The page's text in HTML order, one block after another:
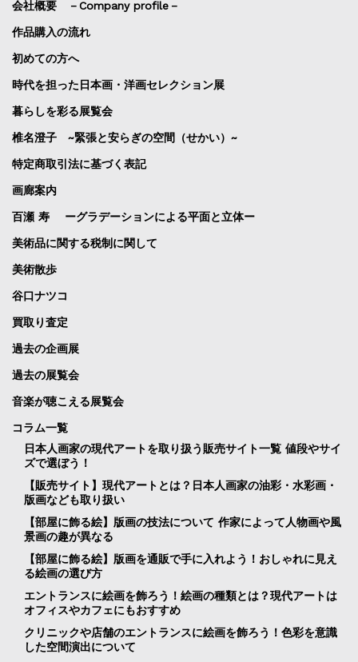
会社概要 －Company profile－
作品購入の流れ
初めての方へ
時代を担った日本画・洋画セレクション展
暮らしを彩る展覧会
椎名澄子 ~緊張と安らぎの空間（せかい）~
特定商取引法に基づく表記
画廊案内
百瀬 寿 ーグラデーションによる平面と立体ー
美術品に関する税制に関して
美術散歩
谷口ナツコ
買取り査定
過去の企画展
過去の展覧会
音楽が聴こえる展覧会
コラム一覧
日本人画家の現代アートを取り扱う販売サイト一覧 値段やサイ
ズで選ぼう！
【販売サイト】現代アートとは？日本人画家の油彩・水彩画・
版画なども取り扱い
【部屋に飾る絵】版画の技法について 作家によって人物画や風
景画の趣が異なる
【部屋に飾る絵】版画を通販で手に入れよう！おしゃれに見え
る絵画の選び方
エントランスに絵画を飾ろう！絵画の種類とは？現代アートは
オフィスやカフェにもおすすめ
クリニックや店舗のエントランスに絵画を飾ろう！色彩を意識
した空間演出について